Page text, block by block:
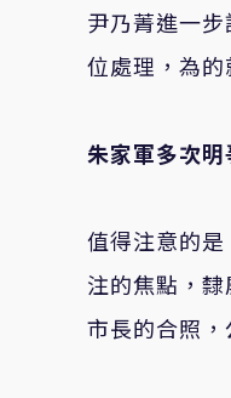
尹乃菁進一
位處理，為
朱家軍多次
值得注意的
注的焦點，
市長的合照